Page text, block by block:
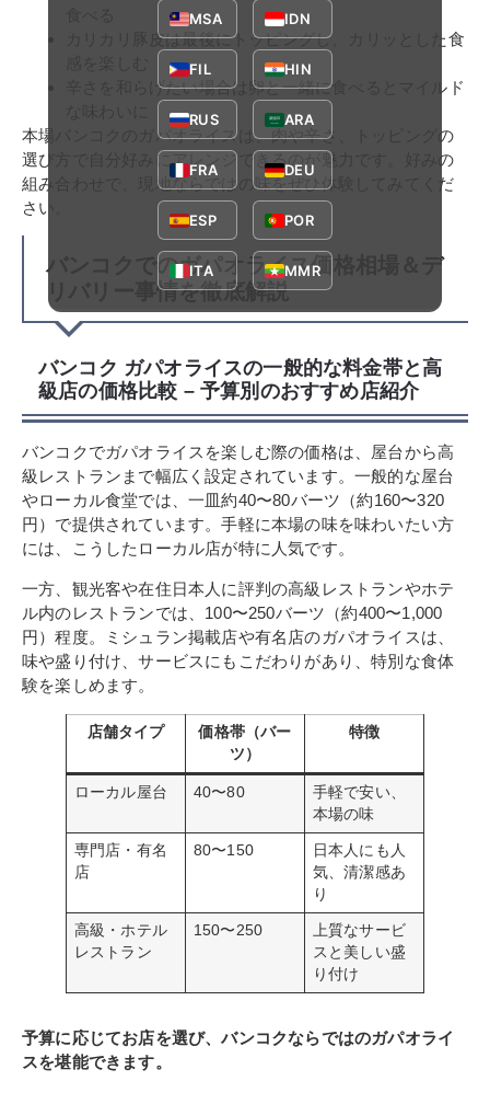
カリカリ豚皮は最後にトッピングし、カリッとした食
辛さを和らげたい場合は卵と一緒に食べるとマイルド
本場バンコクのガパオライスは、肉や辛さ、トッピングの
選び方で自分好みにアレンジできるのが魅力です。好みの
組み合わせで、現地ならではの味をぜひ体験してみてくだ
さい。
バンコクでのガパオライス価格相場＆デ
リバリー事情を徹底解説
バンコク ガパオライスの一般的な料金帯と高
級店の価格比較 – 予算別のおすすめ店紹介
バンコクでガパオライスを楽しむ際の価格は、屋台から高
級レストランまで幅広く設定されています。一般的な屋台
やローカル食堂では、一皿約40〜80バーツ（約160〜320
円）で提供されています。手軽に本場の味を味わいたい方
には、こうしたローカル店が特に人気です。
一方、観光客や在住日本人に評判の高級レストランやホテ
ル内のレストランでは、100〜250バーツ（約400〜1,000
円）程度。ミシュラン掲載店や有名店のガパオライスは、
味や盛り付け、サービスにもこだわりがあり、特別な食体
験を楽しめます。
店舗タイプ
価格帯（バー
ツ）
特徴
ローカル屋台 40〜80
手軽で安い、
本場の味
専門店・有名
店
80〜150
日本人にも人
気、清潔感あ
り
高級・ホテル
レストラン
150〜250
上質なサービ
スと美しい盛
り付け
予算に応じてお店を選び、バンコクならではのガパオライ
スを堪能できます。
MSA IDN
FIL HIN
RUS ARA
FRA DEU
ESP POR
ITA MMR